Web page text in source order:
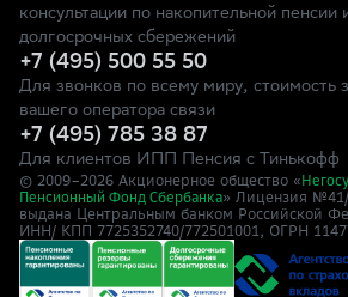
консультации по накопительной пенсии
долгосрочных сбережений
+7 (495) 500 55 50
Для звонков по всему миру, стоимость
вашего оператора связи
+7 (495) 785 38 87
Для клиентов ИПП Пенсия с Тинькофф
© 2009–2026 Акционерное общество «
Пенсионный Фонд Сбербанка» Лицензия
выдана Центральным банком Российской
ИНН/ КПП 7725352740/772501001, ОГРН